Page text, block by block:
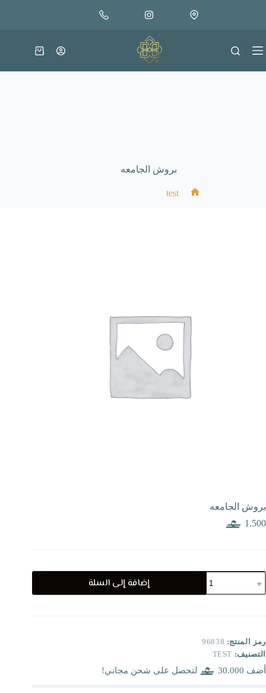
إضافة إلى السلة
عربة
بروش الجامعه
test
بروش الجامعه
1.500
كمية
بروش
الجامعه
إضافة إلى السلة
رمز المنتج: 96838
التصنيف: TEST
أضف 30.000 لتحصل على شحن مجاني!